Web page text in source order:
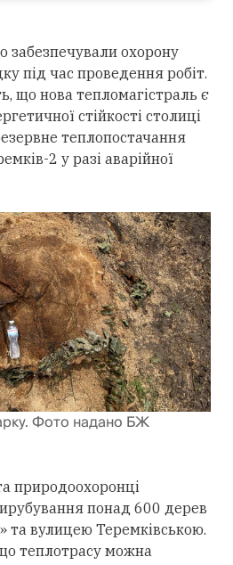
забезпечували охорону
під час проведення робіт.
що нова тепломагістраль є
стійкості столиці
теплопостачання
2 у разі аварійної
Фото надано БЖ
природоохоронці
понад 600 дерев
та вулицею Теремківською.
теплотрасу можна